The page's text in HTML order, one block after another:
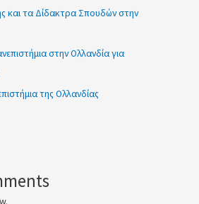
και τα Δίδακτρα Σπουδών στην
στην Ολλανδία για
της Ολλανδίας